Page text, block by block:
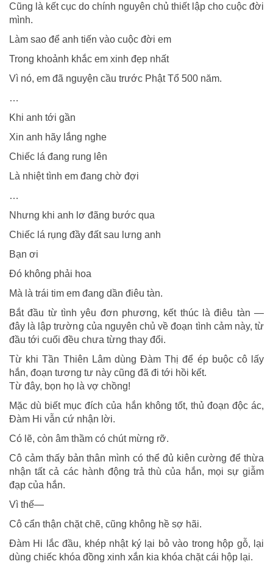
Cũng là kết cục do chính nguyên chủ thiết lập cho cuộc đời
mình.
Làm sao để anh tiến vào cuộc đời em
Trong khoảnh khắc em xinh đẹp nhất
Vì nó, em đã nguyện cầu trước Phật Tổ 500 năm.
…
Khi anh tới gần
Xin anh hãy lắng nghe
Chiếc lá đang rung lên
Là nhiệt tình em đang chờ đợi
…
Nhưng khi anh lơ đãng bước qua
Chiếc lá rụng đầy đất sau lưng anh
Bạn ơi
Đó không phải hoa
Mà là trái tim em đang dần điêu tàn.
Bắt đầu từ tình yêu đơn phương, kết thúc là điêu tàn —
đây là lập trường của nguyên chủ về đoạn tình cảm này, từ
đầu tới cuối đều chưa từng thay đổi.
Từ khi Tần Thiên Lâm dùng Đàm Thị để ép buộc cô lấy
hắn, đoạn tương tư này cũng đã đi tới hồi kết.
Từ đây, bọn họ là vợ chồng!
Mặc dù biết mục đích của hắn không tốt, thủ đoạn độc ác,
Đàm Hi vẫn cứ nhận lời.
Có lẽ, còn âm thầm có chút mừng rỡ.
Cô cảm thấy bản thân mình có thể đủ kiên cường để thừa
nhận tất cả các hành động trả thù của hắn, mọi sự giẫm
đạp của hắn.
Vì thế—
Cô cẩn thận chặt chẽ, cũng không hề sợ hãi.
Đàm Hi lắc đầu, khép nhật ký lại bỏ vào trong hộp gỗ, lại
dùng chiếc khóa đồng xinh xắn kia khóa chặt cái hộp lại.